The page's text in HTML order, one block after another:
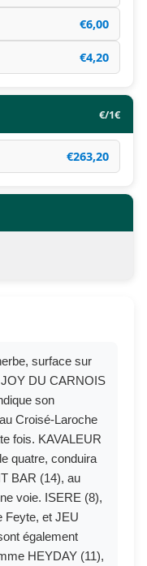
€6,00
€4,20
€/1€
€263,20
surface sur
DU CARNOIS
son
Croisé-Laroche
fois. KAVALEUR
quatre, conduira
BAR (14), au
voie. ISERE (8),
Feyte, et JEU
également
HEYDAY (11),